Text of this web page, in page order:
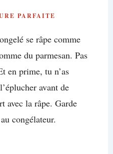
PARFAITE
se râpe comme
du parmesan. Pas
en prime, tu n’as
avant de
avec la râpe. Garde
congélateur.